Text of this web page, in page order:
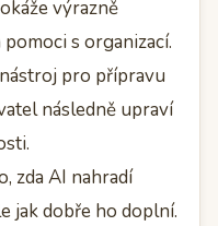
výrazně
s organizací.
pro přípravu
následně upraví
zda AI nahradí
jak dobře ho doplní.